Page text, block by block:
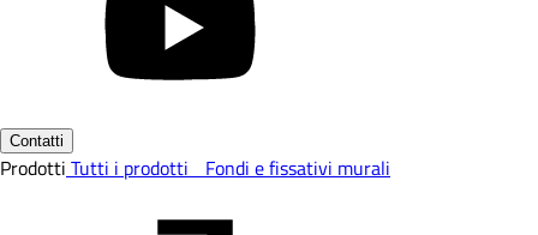
Contatti
Prodotti Tutti i prodotti Fondi e fissativi murali